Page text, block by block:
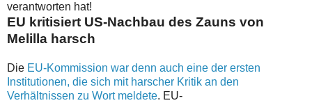
verantworten hat!
EU kritisiert US-Nachbau des Zauns von
Melilla harsch
Die EU-Kommission war denn auch eine der ersten
Institutionen, die sich mit harscher Kritik an den
Verhältnissen zu Wort meldete. EU-